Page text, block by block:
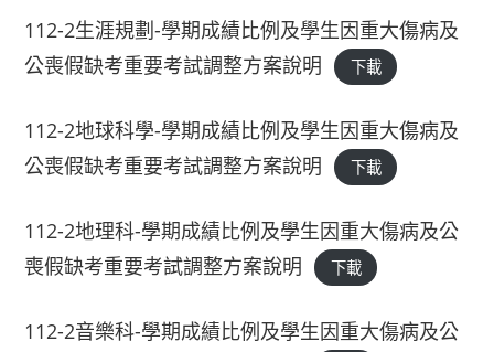
112-2生涯規劃-學期成績比例及學生因重大傷病及
公喪假缺考重要考試調整方案說明
下載
112-2地球科學-學期成績比例及學生因重大傷病及
公喪假缺考重要考試調整方案說明
下載
112-2地理科-學期成績比例及學生因重大傷病及公
喪假缺考重要考試調整方案說明
下載
112-2音樂科-學期成績比例及學生因重大傷病及公